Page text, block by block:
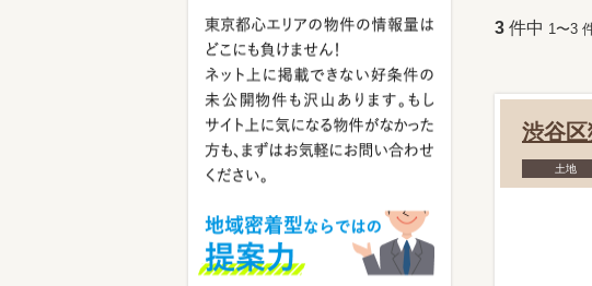
3 件中 1〜3
渋谷
土地